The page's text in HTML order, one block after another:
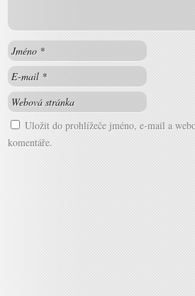
Uložit do prohlížeče jméno, e-mail a
komentáře.